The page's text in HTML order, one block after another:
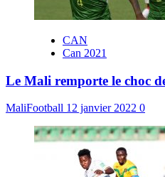
CAN
Can 2021
Le Mali remporte le choc
MaliFootball 12 janvier 2022 0